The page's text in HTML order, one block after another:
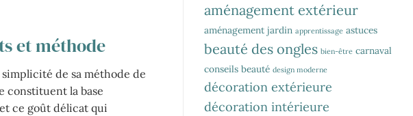
et méthode
de sa méthode de
constituent la base
ce goût délicat qui
aménagement extérieur
aménagement jardin apprentissage astuces
beauté des ongles bien-être carnaval
conseils beauté design moderne
décoration extérieure
décoration intérieure